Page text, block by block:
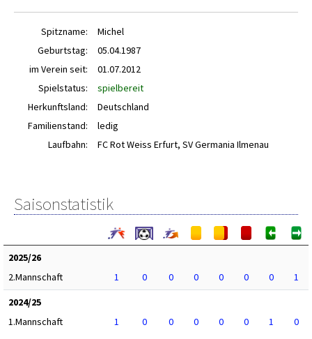
Spitzname:
Michel
Geburtstag:
05.04.1987
im Verein seit:
01.07.2012
Spielstatus:
spielbereit
Herkunftsland:
Deutschland
Familienstand:
ledig
Laufbahn:
FC Rot Weiss Erfurt, SV Germania Ilmenau
Saisonstatistik
2025/26
2.Mannschaft
1 0 0 0 0 0 0
1
2024/25
1.Mannschaft
1 0 0 0 0 0 1
0